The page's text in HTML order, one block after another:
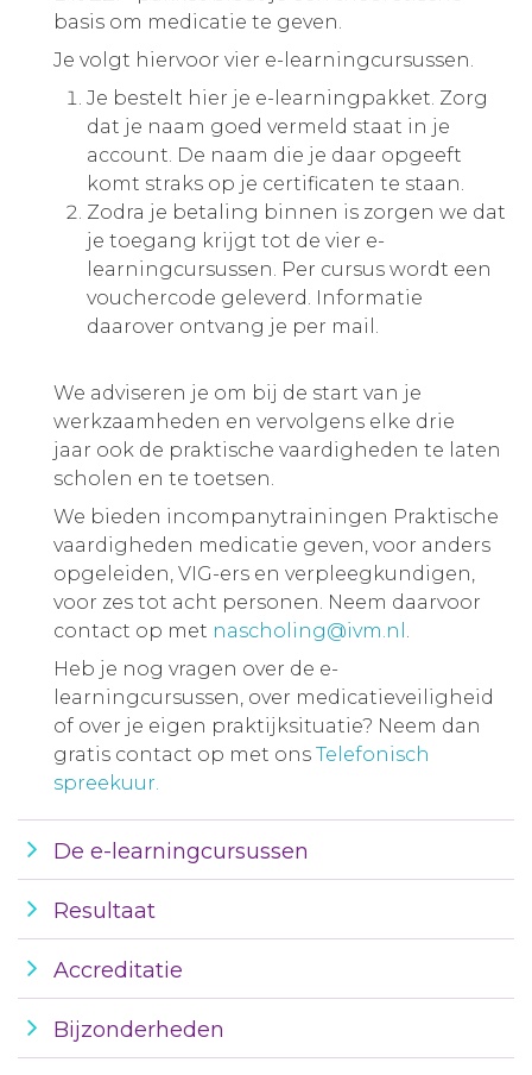
basis om medicatie te geven.
Je volgt hiervoor vier e-learningcursussen.
Je bestelt hier je e-learningpakket. Zorg
dat je naam goed vermeld staat in je
account. De naam die je daar opgeeft
komt straks op je certificaten te staan.
Zodra je betaling binnen is zorgen we dat
je toegang krijgt tot de vier e-
learningcursussen. Per cursus wordt een
vouchercode geleverd. Informatie
daarover ontvang je per mail.
We adviseren je om bij de start van je
werkzaamheden en vervolgens elke drie
jaar ook de praktische vaardigheden te laten
scholen en te toetsen.
We bieden incompanytrainingen Praktische
vaardigheden medicatie geven, voor anders
opgeleiden, VIG-ers en verpleegkundigen,
voor zes tot acht personen. Neem daarvoor
contact op met nascholing@ivm.nl .
Heb je nog vragen over de e-
learningcursussen, over medicatieveiligheid
of over je eigen praktijksituatie? Neem dan
gratis contact op met ons Telefonisch
spreekuur.
De e-learningcursussen
Resultaat
Accreditatie
Bijzonderheden